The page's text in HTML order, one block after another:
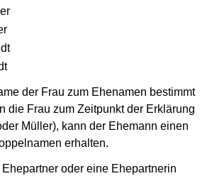
der Frau zum Ehenamen bestimmt
die Frau zum Zeitpunkt der Erklärung
Müller), kann der Ehemann einen
erhalten.
Ehepartner oder eine Ehepartnerin